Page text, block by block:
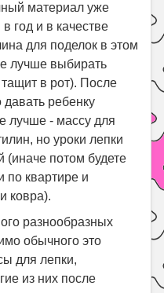
материал уже
год и в качестве
для поделок в этом
лучше выбирать
в рот). После
ребенку
лучше - массу для
но уроки лепки
(иначе потом будете
по квартире и
ковра).
разнообразных
обычного это
для лепки,
из них после